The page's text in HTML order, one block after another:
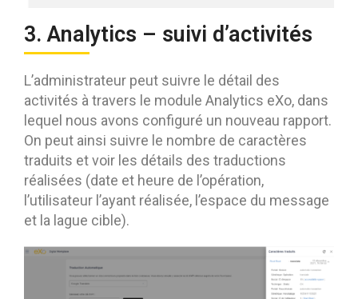
3. Analytics – suivi d’activités
L’administrateur peut suivre le détail des
activités à travers le module Analytics eXo, dans
lequel nous avons configuré un nouveau rapport.
On peut ainsi suivre le nombre de caractères
traduits et voir les détails des traductions
réalisées (date et heure de l’opération,
l’utilisateur l’ayant réalisée, l’espace du message
et la lague cible).